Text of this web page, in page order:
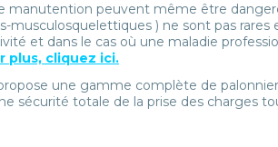
manutention peuvent même être
musculosquelettiques ) ne sont pas
et dans le cas où une maladie
plus, cliquez ici.
une gamme complète de
sécurité totale de la prise des charges